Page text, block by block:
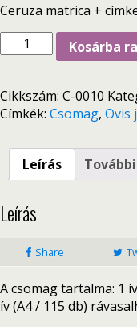
Ceruza matrica +
Kosárba
Cikkszám: C-0010
Címkék: Csomag, Ovis
Leírás
Leírás
Share
A csomag tartalma: 1
ív (A4 / 115 db)